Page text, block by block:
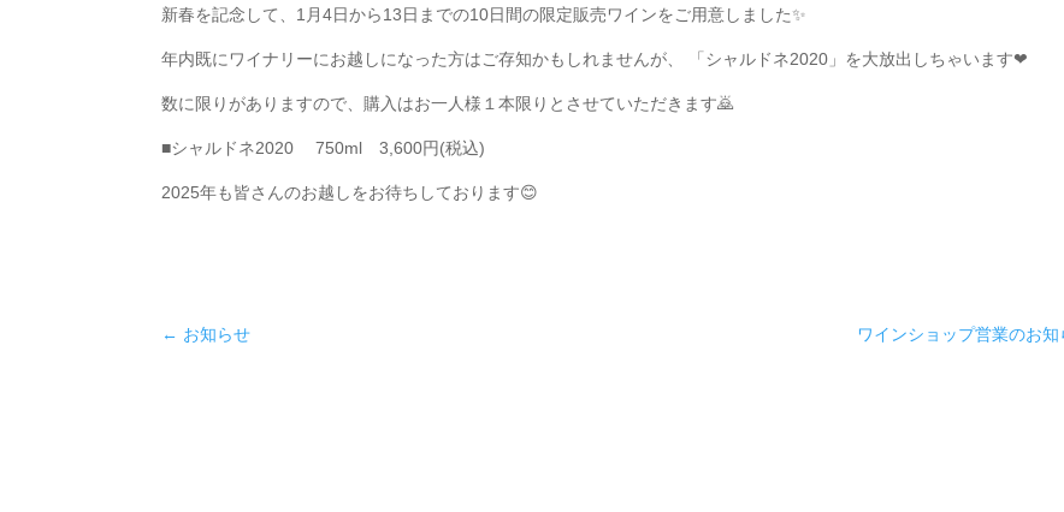
新春を記念して、1月4日から13日までの10日間の限定販売ワインをご用意しました✨
年内既にワイナリーにお越しになった方はご存知かもしれませんが、 「シャルドネ2020」を大放出しちゃいます❤
数に限りがありますので、購入はお一人様１本限りとさせていただきます🙇
■シャルドネ2020 750ml 3,600円(税込)
2025年も皆さんのお越しをお待ちしております😊
← お知らせ ワインショップ営業のお知